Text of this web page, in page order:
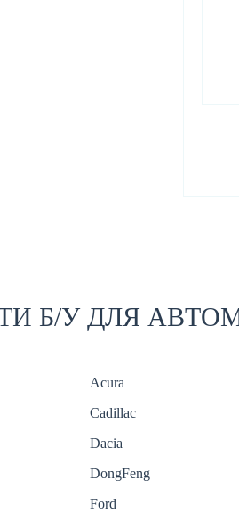
Б/У ДЛЯ
Acura
Cadillac
Dacia
DongFeng
Ford